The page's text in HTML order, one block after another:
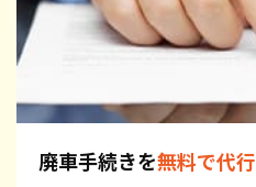
廃車手続きを無料で代行